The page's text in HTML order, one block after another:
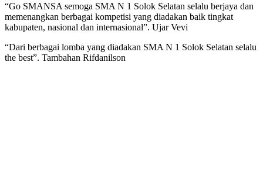
“Go SMANSA semoga SMA N 1 Solok Selatan selalu berjaya dan
memenangkan berbagai kompetisi yang diadakan baik tingkat
kabupaten, nasional dan internasional”. Ujar Vevi
“Dari berbagai lomba yang diadakan SMA N 1 Solok Selatan selalu
the best”. Tambahan Rifdanilson